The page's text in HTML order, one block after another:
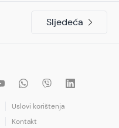
Sljedeća
Uslovi korištenja
Kontakt